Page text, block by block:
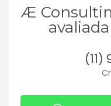
Æ
(11)